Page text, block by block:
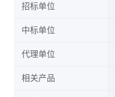
招标单位
中标单位
代理单位
相关产品